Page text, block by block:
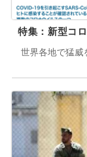
特集：新型コ
世界各地で猛威